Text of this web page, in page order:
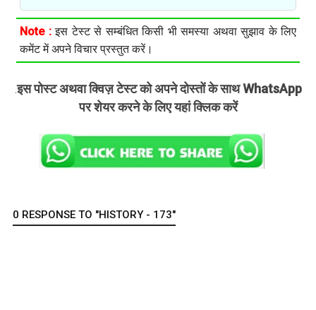
Note :इस टेस्ट से सम्बंधित किसी भी समस्या अथवा सुझाव के लिए
कमेंट में अपने विचार प्रस्तुत करें।
.इस पोस्ट अथवा क्विज़ टेस्ट को अपने दोस्तों के साथ WhatsApp
पर शेयर करने के लिए यहां क्लिक करें
0 RESPONSE TO "HISTORY - 173"